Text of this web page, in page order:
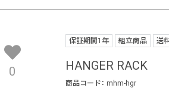
保証期間1年 組立商品 送
HANGER RACK
商品コード： mhm-hgr
0